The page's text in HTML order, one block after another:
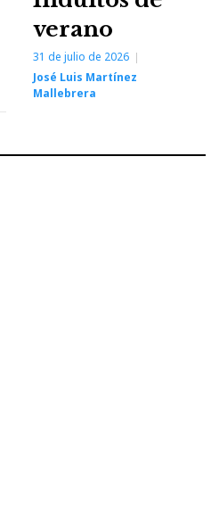
verano
31 de julio de 2026
José Luis Martínez
Mallebrera